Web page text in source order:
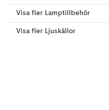
Visa fler Lamptillbehör
Visa fler Ljuskällor